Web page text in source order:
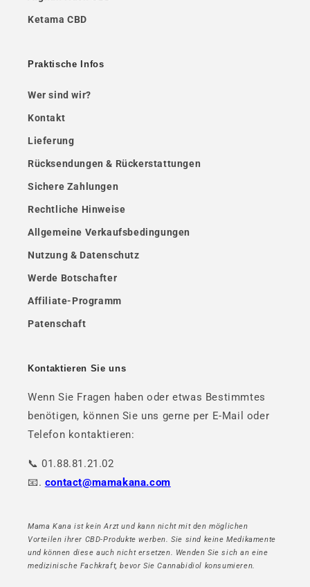
Ketama CBD
Praktische Infos
Wer sind wir?
Kontakt
Lieferung
Rücksendungen & Rückerstattungen
Sichere Zahlungen
Rechtliche Hinweise
Allgemeine Verkaufsbedingungen
Nutzung & Datenschutz
Werde Botschafter
Affiliate-Programm
Patenschaft
Kontaktieren Sie uns
Wenn Sie Fragen haben oder etwas Bestimmtes
benötigen, können Sie uns gerne per E-Mail oder
Telefon kontaktieren:
📞 01.88.81.21.02
📧. contact@mamakana.com
Mama Kana ist kein Arzt und kann nicht mit den möglichen
Vorteilen ihrer CBD-Produkte werben. Sie sind keine Medikamente
und können diese auch nicht ersetzen. Wenden Sie sich an eine
medizinische Fachkraft, bevor Sie Cannabidiol konsumieren.